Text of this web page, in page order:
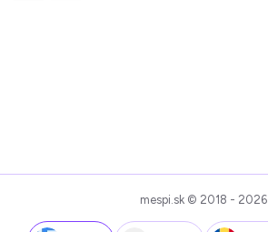
mespi.sk © 2018 - 2026